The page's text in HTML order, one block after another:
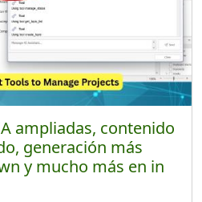
ampliadas, contenido
generación más
y mucho más en in